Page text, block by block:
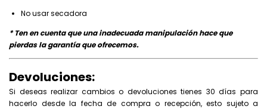
No usar secadora
* Ten en cuenta que una inadecuada manipulación hace que
pierdas la garantía que ofrecemos.
Devoluciones:
Si deseas realizar cambios o devoluciones tienes 30 días para
hacerlo desde la fecha de compra o recepción, esto sujeto a